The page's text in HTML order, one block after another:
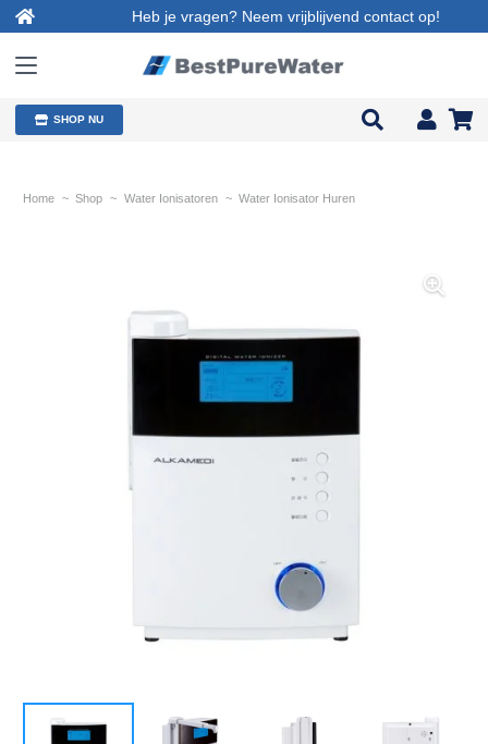
Heb je vragen? Neem vrijblijvend contact op!
SHOP NU
Home ~ Shop ~ Water Ionisatoren ~ Water Ionisator Huren